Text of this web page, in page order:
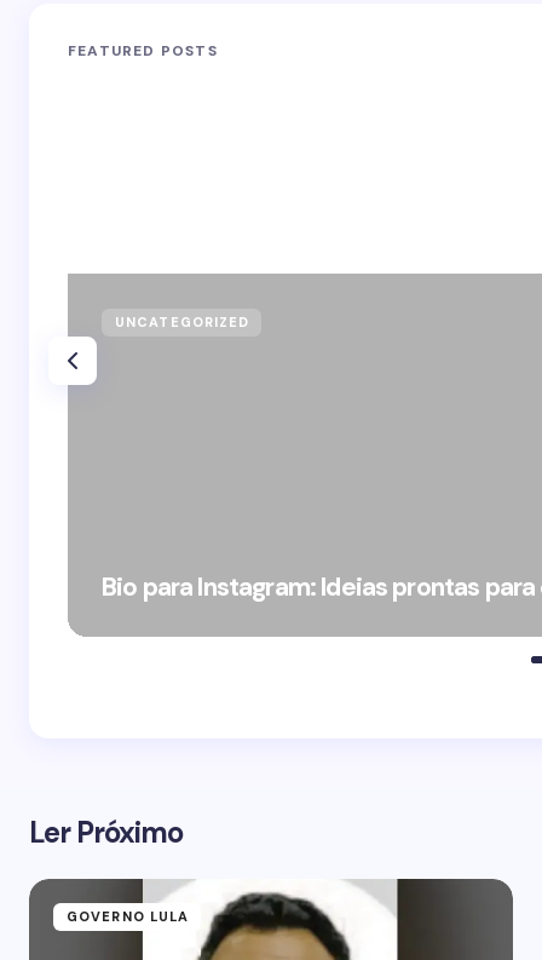
FEATURED POSTS
UNCATEGORIZED
Bio para Instagram: Ideias prontas
Ler Próximo
GOVERNO LULA